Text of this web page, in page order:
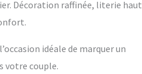
Décoration raffinée, literie haut
idéale de marquer un
votre couple.